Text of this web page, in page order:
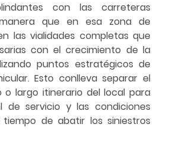
con las carreteras
que en esa zona de
las vialidades completas que
con el crecimiento de la
puntos estratégicos de
Esto conlleva separar el
largo itinerario del local para
de servicio y las condiciones
tiempo de abatir los siniestros